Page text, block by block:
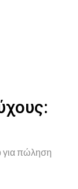
για πώληση